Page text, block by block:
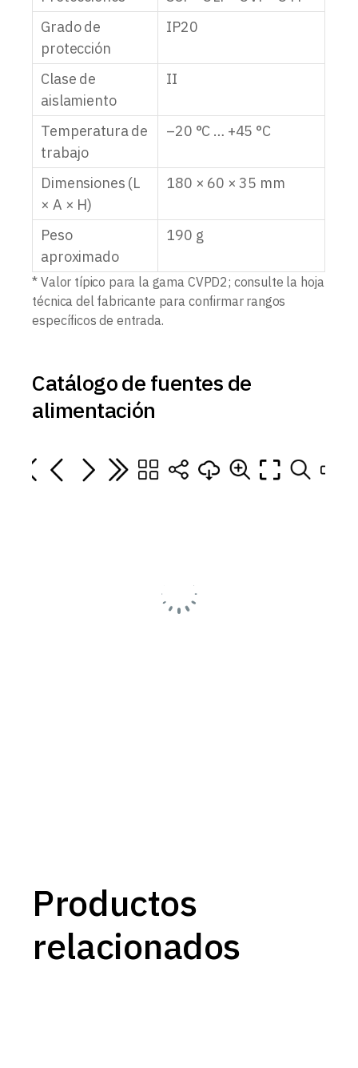
Grado de
protección
IP20
Clase de
aislamiento
II
Temperatura de
trabajo
–20 °C … +45 °C
Dimensiones (L
× A × H)
180 × 60 × 35 mm
Peso
aproximado
190 g
* Valor típico para la gama CVPD2; consulte la hoja
técnica del fabricante para confirmar rangos
específicos de entrada.
Catálogo de fuentes de
alimentación
Productos
relacionados